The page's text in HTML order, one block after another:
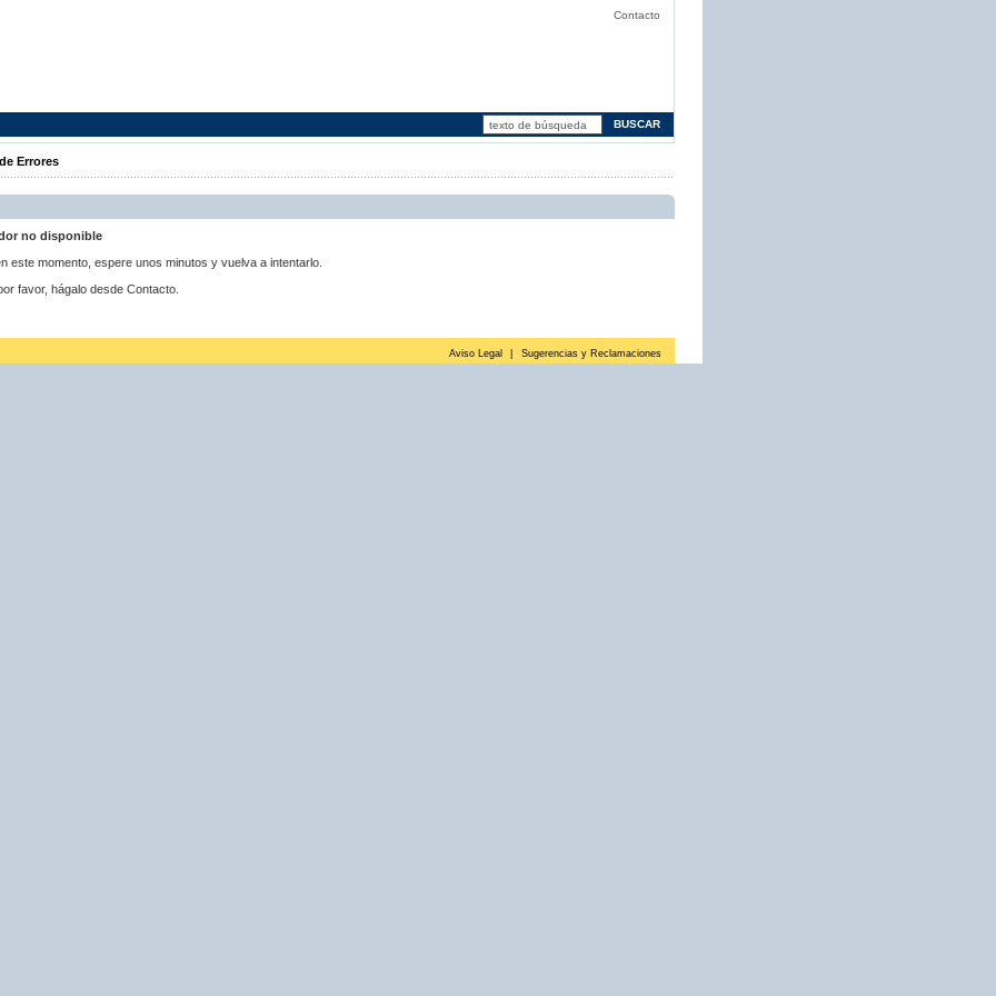
Contacto
Errores
no disponible
este momento, espere unos minutos y vuelva a intentarlo.
favor, hágalo desde Contacto.
Aviso Legal Sugerencias y Reclamaciones